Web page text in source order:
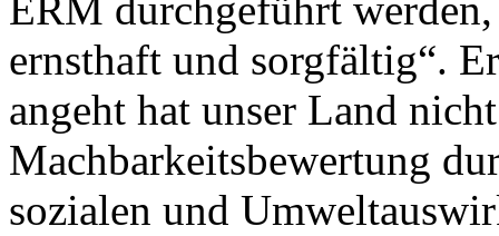
ERM durchgeführt
ernsthaft und sorgfältig“.
angeht hat unser Land
Machbarkeitsbewertung
sozialen und